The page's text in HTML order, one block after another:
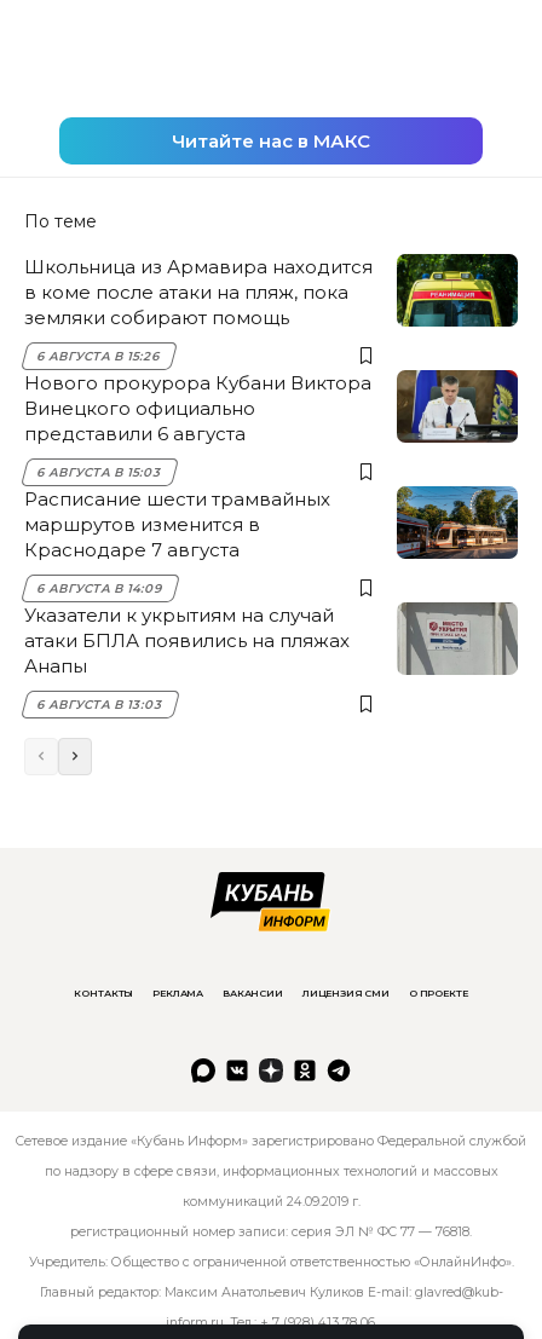
Читайте нас в МАКС
По теме
Школьница из Армавира находится
в коме после атаки на пляж, пока
земляки собирают помощь
6 АВГУСТА В 15:26
Нового прокурора Кубани Виктора
Винецкого официально
представили 6 августа
6 АВГУСТА В 15:03
Расписание шести трамвайных
маршрутов изменится в
Краснодаре 7 августа
6 АВГУСТА В 14:09
Указатели к укрытиям на случай
атаки БПЛА появились на пляжах
Анапы
6 АВГУСТА В 13:03
КОНТАКТЫ РЕКЛАМА ВАКАНСИИ ЛИЦЕНЗИЯ СМИ О ПРОЕКТЕ
Сетевое издание «Кубань Информ» зарегистрировано Федеральной службой
по надзору в сфере связи, информационных технологий и массовых
коммуникаций 24.09.2019 г.
регистрационный номер записи: серия ЭЛ № ФС 77 — 76818.
Учредитель: Общество с ограниченной ответственностью «ОнлайнИнфо».
Главный редактор: Максим Анатольевич Куликов E-mail: glavred@kub-
inform.ru. Тел.:+ 7 (928) 413 78 06.